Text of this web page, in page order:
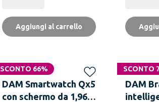
Aggiungi al carrello
SCONTO 66%
DAM Smartwatch Qx5
con schermo da 1,96
SCONTO
DAM